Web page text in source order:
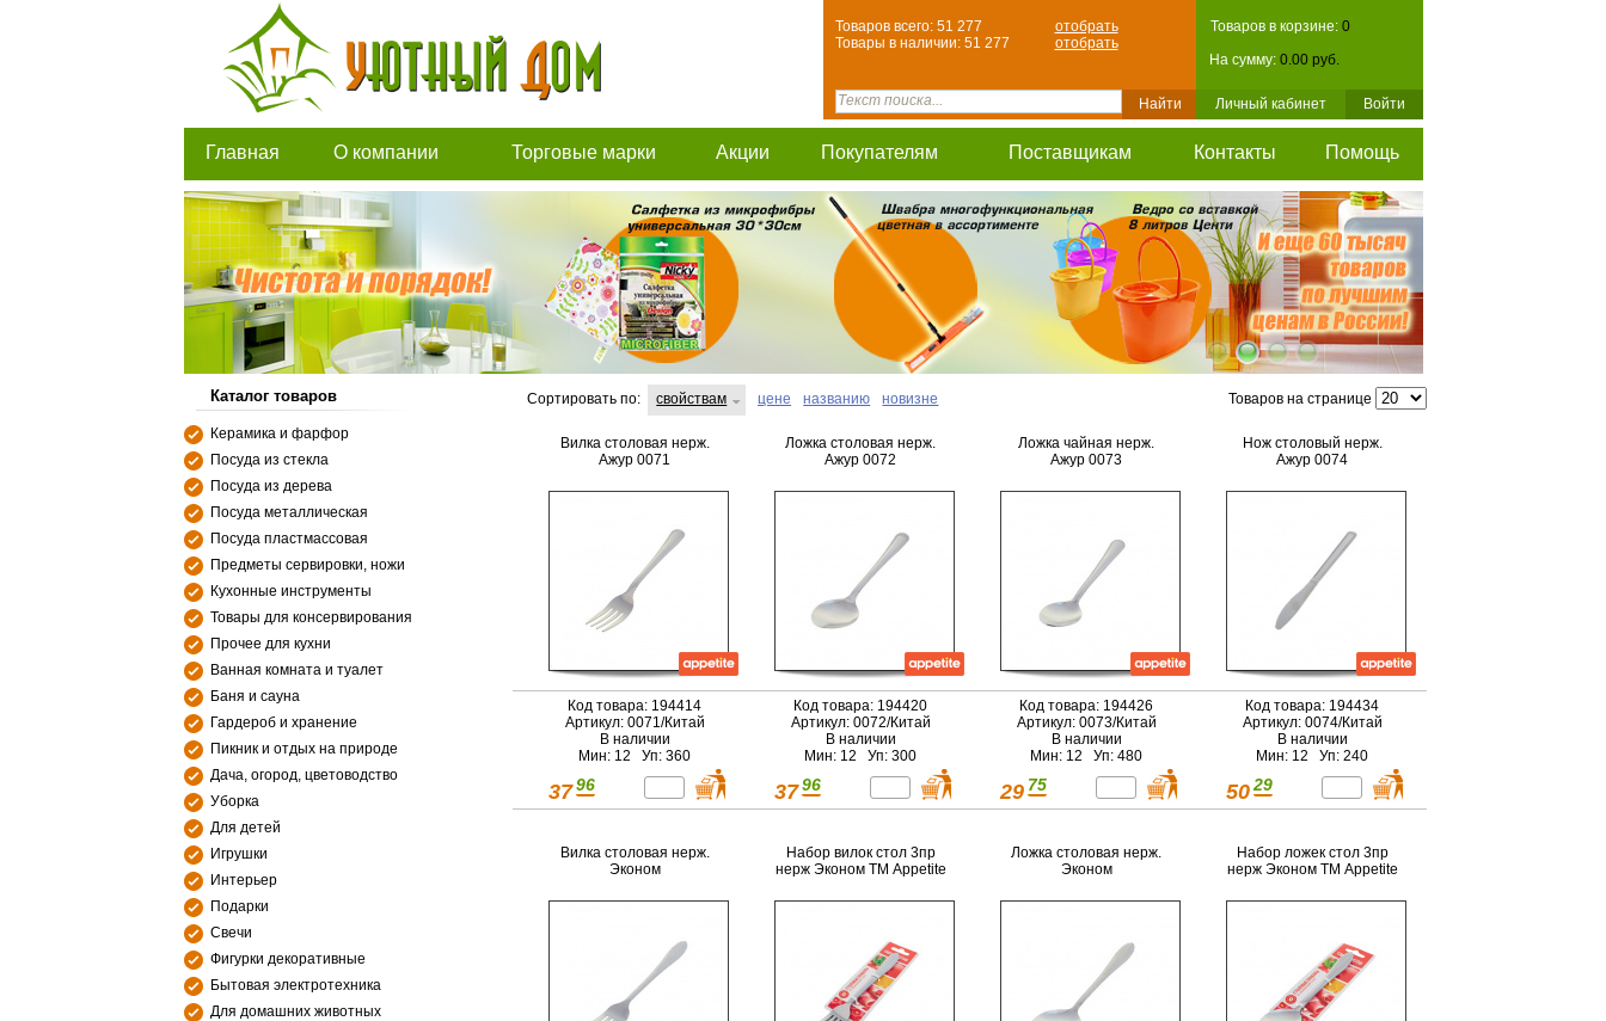
Товаров в корзине: 0
На сумму: 0.00 руб.
Личный кабинет Войти
Товаров всего: 51 277
отобрать
Товары в наличии: 51 277
отобрать
Главная О компании Торговые марки Акции Покупателям Поставщикам Контакты Помощь
Каталог товаров
Керамика и фарфор
Посуда из стекла
Посуда из дерева
Посуда металлическая
Посуда пластмассовая
Предметы сервировки, ножи
Кухонные инструменты
Товары для консервирования
Прочее для кухни
Ванная комната и туалет
Баня и сауна
Гардероб и хранение
Пикник и отдых на природе
Дача, огород, цветоводство
Уборка
Для детей
Игрушки
Интерьер
Подарки
Свечи
Фигурки декоративные
Бытовая электротехника
Для домашних животных
Сортировать по: свойствам цене названию новизне Товаров на странице
Вилка столовая нерж.
Ажур 0071
Код товара: 194414
Артикул: 0071/Китай
В наличии
Мин: 12 Уп: 360
37 96
Ложка столовая нерж.
Ажур 0072
Код товара: 194420
Артикул: 0072/Китай
В наличии
Мин: 12 Уп: 300
37 96
Ложка чайная нерж.
Ажур 0073
Код товара: 194426
Артикул: 0073/Китай
В наличии
Мин: 12 Уп: 480
29 75
Нож столовый нерж.
Ажур 0074
Код товара: 194434
Артикул: 0074/Китай
В наличии
Мин: 12 Уп: 240
50 29
Вилка столовая нерж.
Эконом
Набор вилок стол 3пр
нерж Эконом ТМ Appetite
Ложка столовая нерж.
Эконом
Набор ложек стол 3пр
нерж Эконом ТМ Appetite